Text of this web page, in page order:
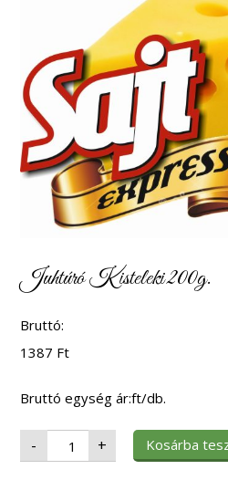
Juhtúró Kisteleki 200g.
Bruttó:
1387 Ft
Bruttó egység ár:ft/db.
- Juhtúró
Kisteleki
200g.
+ Kosárba